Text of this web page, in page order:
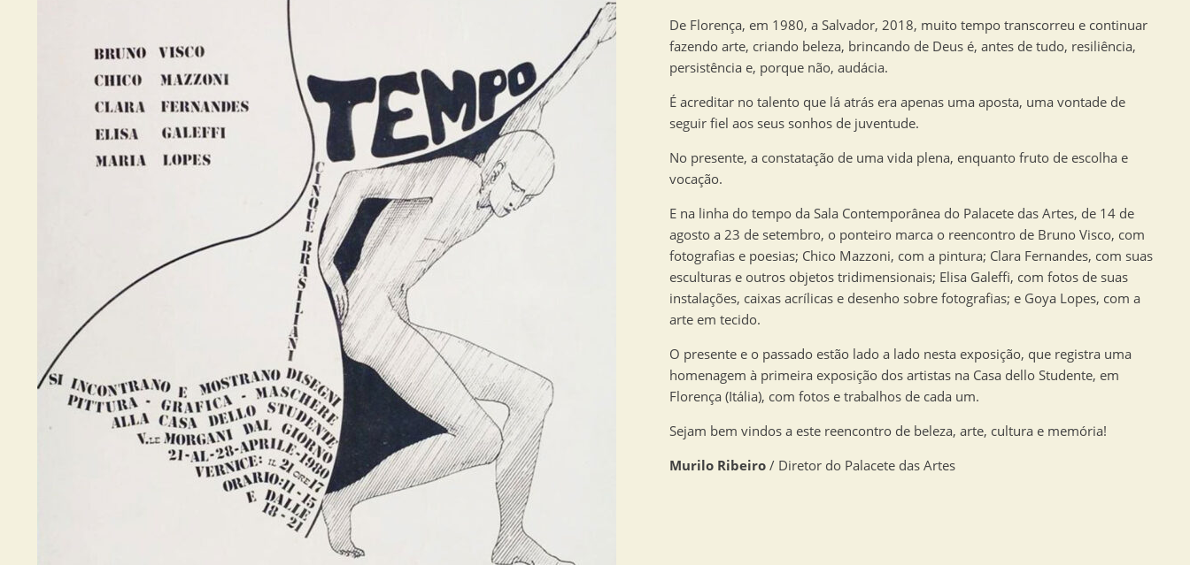
De Florença, em 1980, a Salvador, 2018, muito tempo transcorreu e continuar
fazendo arte, criando beleza, brincando de Deus é, antes de tudo, resiliência,
persistência e, porque não, audácia.
É acreditar no talento que lá atrás era apenas uma aposta, uma vontade de
seguir fiel aos seus sonhos de juventude.
No presente, a constatação de uma vida plena, enquanto fruto de escolha e
vocação.
E na linha do tempo da Sala Contemporânea do Palacete das Artes, de 14 de
agosto a 23 de setembro, o ponteiro marca o reencontro de Bruno Visco, com
fotografias e poesias; Chico Mazzoni, com a pintura; Clara Fernandes, com suas
esculturas e outros objetos tridimensionais; Elisa Galeffi, com fotos de suas
instalações, caixas acrílicas e desenho sobre fotografias; e Goya Lopes, com a
arte em tecido.
O presente e o passado estão lado a lado nesta exposição, que registra uma
homenagem à primeira exposição dos artistas na Casa dello Studente, em
Florença (Itália), com fotos e trabalhos de cada um.
Sejam bem vindos a este reencontro de beleza, arte, cultura e memória!
Murilo Ribeiro / Diretor do Palacete das Artes